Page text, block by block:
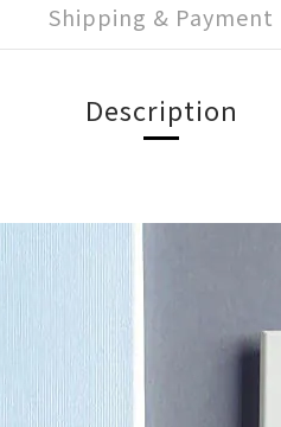
Shipping & Payment
Description